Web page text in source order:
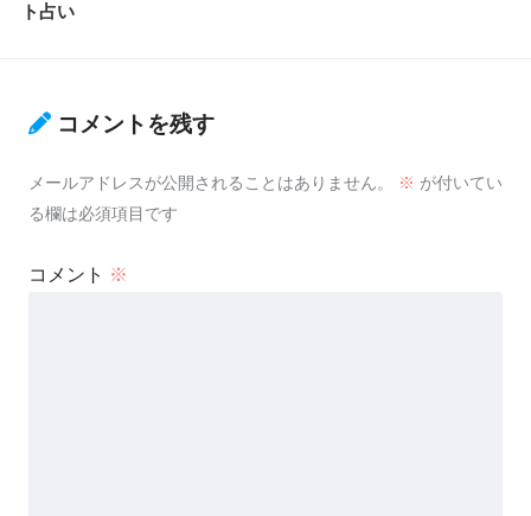
ト占い
コメントを残す
メールアドレスが公開されることはありません。 ※ が付いてい
る欄は必須項目です
コメント ※